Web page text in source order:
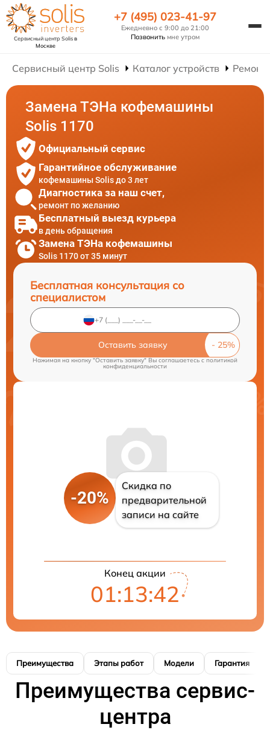
Сервисный центр Solisв
Москве
+7 (495) 023-41-97
Ежедневно с 9:00 до 21:00
Позвонить мне утром
Сервисный центр Solis Каталог устройств
Замена ТЭНа кофемашины
Solis 1170
Официальный сервис
Гарантийное обслуживание
кофемашины Solis до 3 лет
Диагностика за наш счет,
ремонт по желанию
Бесплатный выезд курьера
в день обращения
Замена ТЭНа кофемашины
Solis 1170 от 35 минут
Бесплатная консультация со
специалистом
Оставить заявку
Нажимая на кнопку "Оставить заявку" Вы соглашаетесь cполитикой
конфиденциальности
-20%
Скидка по
предварительной
записи на сайте
Конец акции
01:13:41
Преимущества Этапы работ Модели Гарантия
Преимущества сервис-
центра